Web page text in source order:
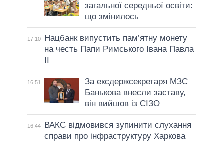
загальної середньої освіти:
що змінилось
17:10
Нацбанк випустить пам’ятну монету
на честь Папи Римського Івана Павла
II
16:51
За ексдержсекретаря МЗС
Банькова внесли заставу,
він вийшов із СІЗО
16:44
ВАКС відмовився зупинити слухання
справи про інфраструктуру Харкова